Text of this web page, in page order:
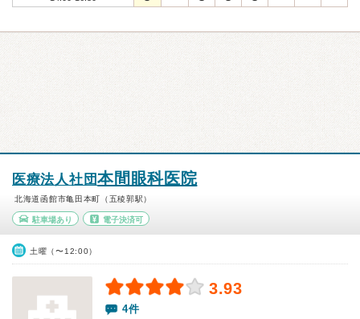
医療法人社団本間眼科医院
北海道函館市亀田本町（五稜郭駅）
駐車場あり 電子決済可
土曜（〜12:00）
3.93
4件